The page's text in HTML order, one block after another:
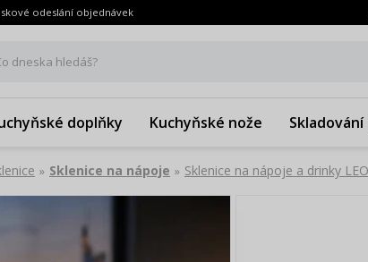
odeslání objednávek
dneska hledáš?
doplňky Kuchyňské nože
» Sklenice na nápoje » Sklenice na nápoje a drinky